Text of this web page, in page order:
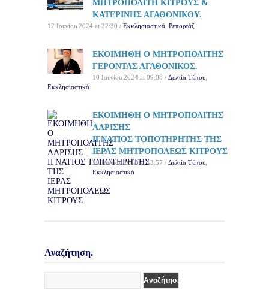
ΜΗΤΡΟΠΟΛΙΤΗ ΚΙΤΡΟΥΣ &
ΚΑΤΕΡΙΝΗΣ ΑΓΑΘΟΝΙΚΟΥ.
12 Ιουνίου 2024 at 22:30 / Εκκλησιαστικά Ρεπορτάζ
ΕΚΟΙΜΗΘΗ Ο ΜΗΤΡΟΠΟΛΙΤΗΣ
ΓΕΡΟΝΤΑΣ ΑΓΑΘΟΝΙΚΟΣ.
10 Ιουνίου 2024 at 09:08 / Δελτία Τύπου
Εκκλησιαστικά
ΕΚΟΙΜΗΘΗ Ο ΜΗΤΡΟΠΟΛΙΤΗΣ
ΛΑΡΙΣΗΣ
ΙΓΝΑΤΙΟΣ ΤΟΠΟΤΗΡΗΤΗΣ ΤΗΣ
ΙΕΡΑΣ ΜΗΤΡΟΠΟΛΕΩΣ ΚΙΤΡΟΥΣ
26 Ιουνίου 2018 at 13:57 / Δελτία Τύπου
Εκκλησιαστικά
Αναζήτηση.